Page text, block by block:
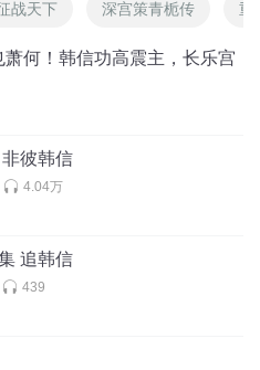
战天下 深宫策青栀传 重
何！韩信功高震主，长乐宫
彼韩信
4.04万
追韩信
439